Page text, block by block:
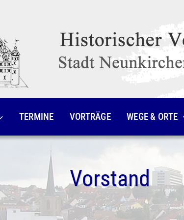
TERMINE VORTRÄGE WEGE & ORTE
Vorstand